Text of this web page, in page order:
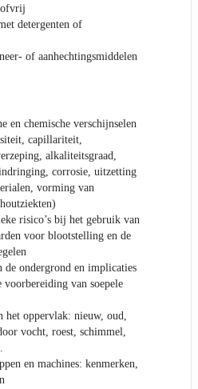
detergenten of
of aanhechtingsmiddelen
en chemische verschijnselen
capillariteit,
alkaliteitsgraad,
corrosie, uitzetting
vorming van
risico’s bij het gebruik van
voor blootstelling en de
de ondergrond en implicaties
voorbereiding van soepele
het oppervlak: nieuw, oud,
vocht, roest, schimmel,
en machines: kenmerken,